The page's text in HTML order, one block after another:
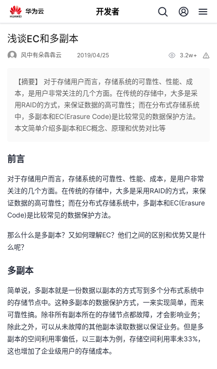
开发者
返
个
主
页
的
开
发
者
博
客
的
论
坛
我
的
圈
我
的
我
浅谈EC和多副本
风中有朵犇犇云 2019/04/25 3.2w+
【摘要】 对于存储用户而言，存储系统的可靠性、性能、成
本，是用户非常关注的几个方面。在传统的存储中，大多是采
用RAID的方式，来保证数据的高可靠性；而在分布式存储系统
中，多副本和EC(Erasure Code)是比较常见的数据保护方法。
本文简单介绍多副本和EC概念、原理和优势对比等
前言
对于存储用户而言，存储系统的可靠性、性能、成本，是用户非常
关注的几个方面。在传统的存储中，大多是采用 RAID的方式，来保
证数据的高可靠性；而在分布式存储系统中，多副本和 EC(Erasure
Code)是比较常见的数据保护方法。
那么什么是多副本？又如何理解EC？他们之间的区别和优势又是什
么呢？
多副本
简单说，多副本就是一份数据以副本的方式写到多个分布式系统中
的存储节点中。这种多副本的数据保护方式，一来实现简单，而来
可靠性搞。除非所有副本所在的存储节点都故障，才会影响业务；
除此之外，可以从未故障的其他副本读取数据以保证业务。但是多
副本的空间利用率偏低，以三副本为例，存储空间利用率未33%，
这也增加了企业级用户的存储成本。